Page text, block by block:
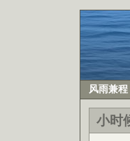
风雨兼程
小时